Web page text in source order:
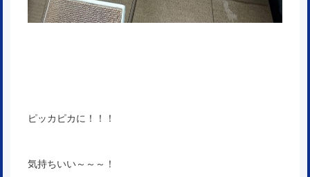
ピッカピカに！！！
気持ちいい～～～！